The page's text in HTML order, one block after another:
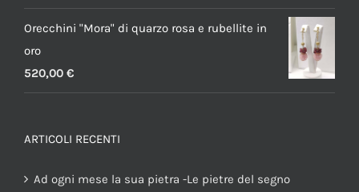
Orecchini "Mora" di quarzo rosa e rubellite in
oro
520,00 €
ARTICOLI RECENTI
Ad ogni mese la sua pietra -Le pietre del segno